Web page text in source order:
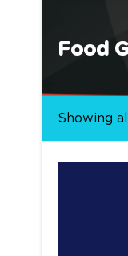
Food
Showing